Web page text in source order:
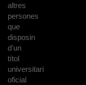
altres
persones
que
disposin
d'un
títol
universitari
oficial